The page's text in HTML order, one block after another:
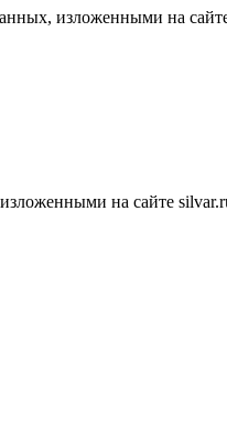
изложенными на
на сайте